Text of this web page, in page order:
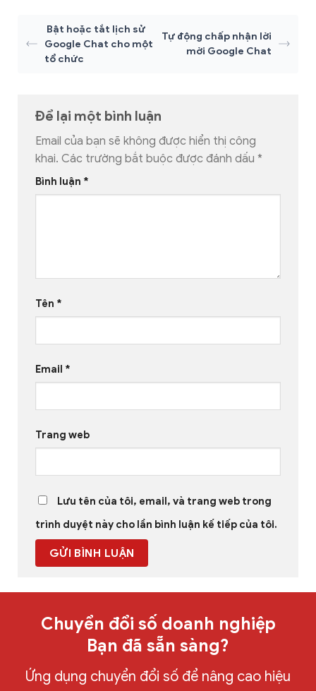
Bật hoặc tắt lịch sử
Google Chat cho một
tổ chức
Tự động chấp nhận lời
mời Google Chat
Để lại một bình luận
Email của bạn sẽ không được hiển thị công
khai. Các trường bắt buộc được đánh dấu *
Bình luận *
Tên *
Email *
Trang web
Lưu tên của tôi, email, và trang web trong
trình duyệt này cho lần bình luận kế tiếp của tôi.
Chuyển đổi số doanh nghiệp
Bạn đã sẵn sàng?
Ứng dụng chuyển đổi số để nâng cao hiệu